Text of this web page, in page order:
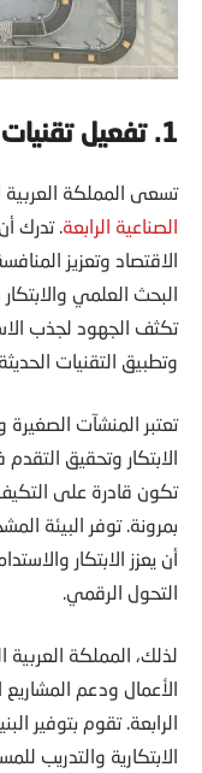
1. تفعيل تقنيات
تسعى المملكة العربية
الصناعية الرابعة . تدرك
الاقتصاد وتعزيز
البحث العلمي
تكثف الجهود لجذب
وتطبيق التقنيات
تعتبر المنشآت الصغيرة
الابتكار وتحقيق
تكون قادرة على
بمرونة. توفر البيئة
أن يعزز الابتكار
التحول الرقمي.
لذلك، المملكة العربية
الأعمال ودعم المشاريع
الرابعة. تقوم بتوفير
الابتكارية والتدريب